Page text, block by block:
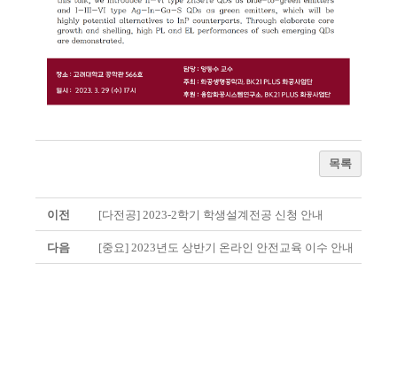
목록
이전 [다전공] 2023-2학기 학생설계전공 신청 안내
다음 [중요] 2023년도 상반기 온라인 안전교육 이수 안내